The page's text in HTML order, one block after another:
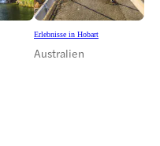
Erlebnisse in Hobart
Australien